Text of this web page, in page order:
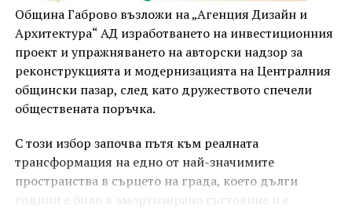
Община Габрово възложи на „Агенция Дизайн и
Архитектура“ АД изработването на инвестиционния
проект и упражняването на авторски надзор за
реконструкцията и модернизацията на Централния
общински пазар, след като дружеството спечели
обществената поръчка.
С този избор започва пътя към реалната
трансформация на едно от най-значимите
пространства в сърцето на града, което дълги
години е било в амортизирано състояние и е